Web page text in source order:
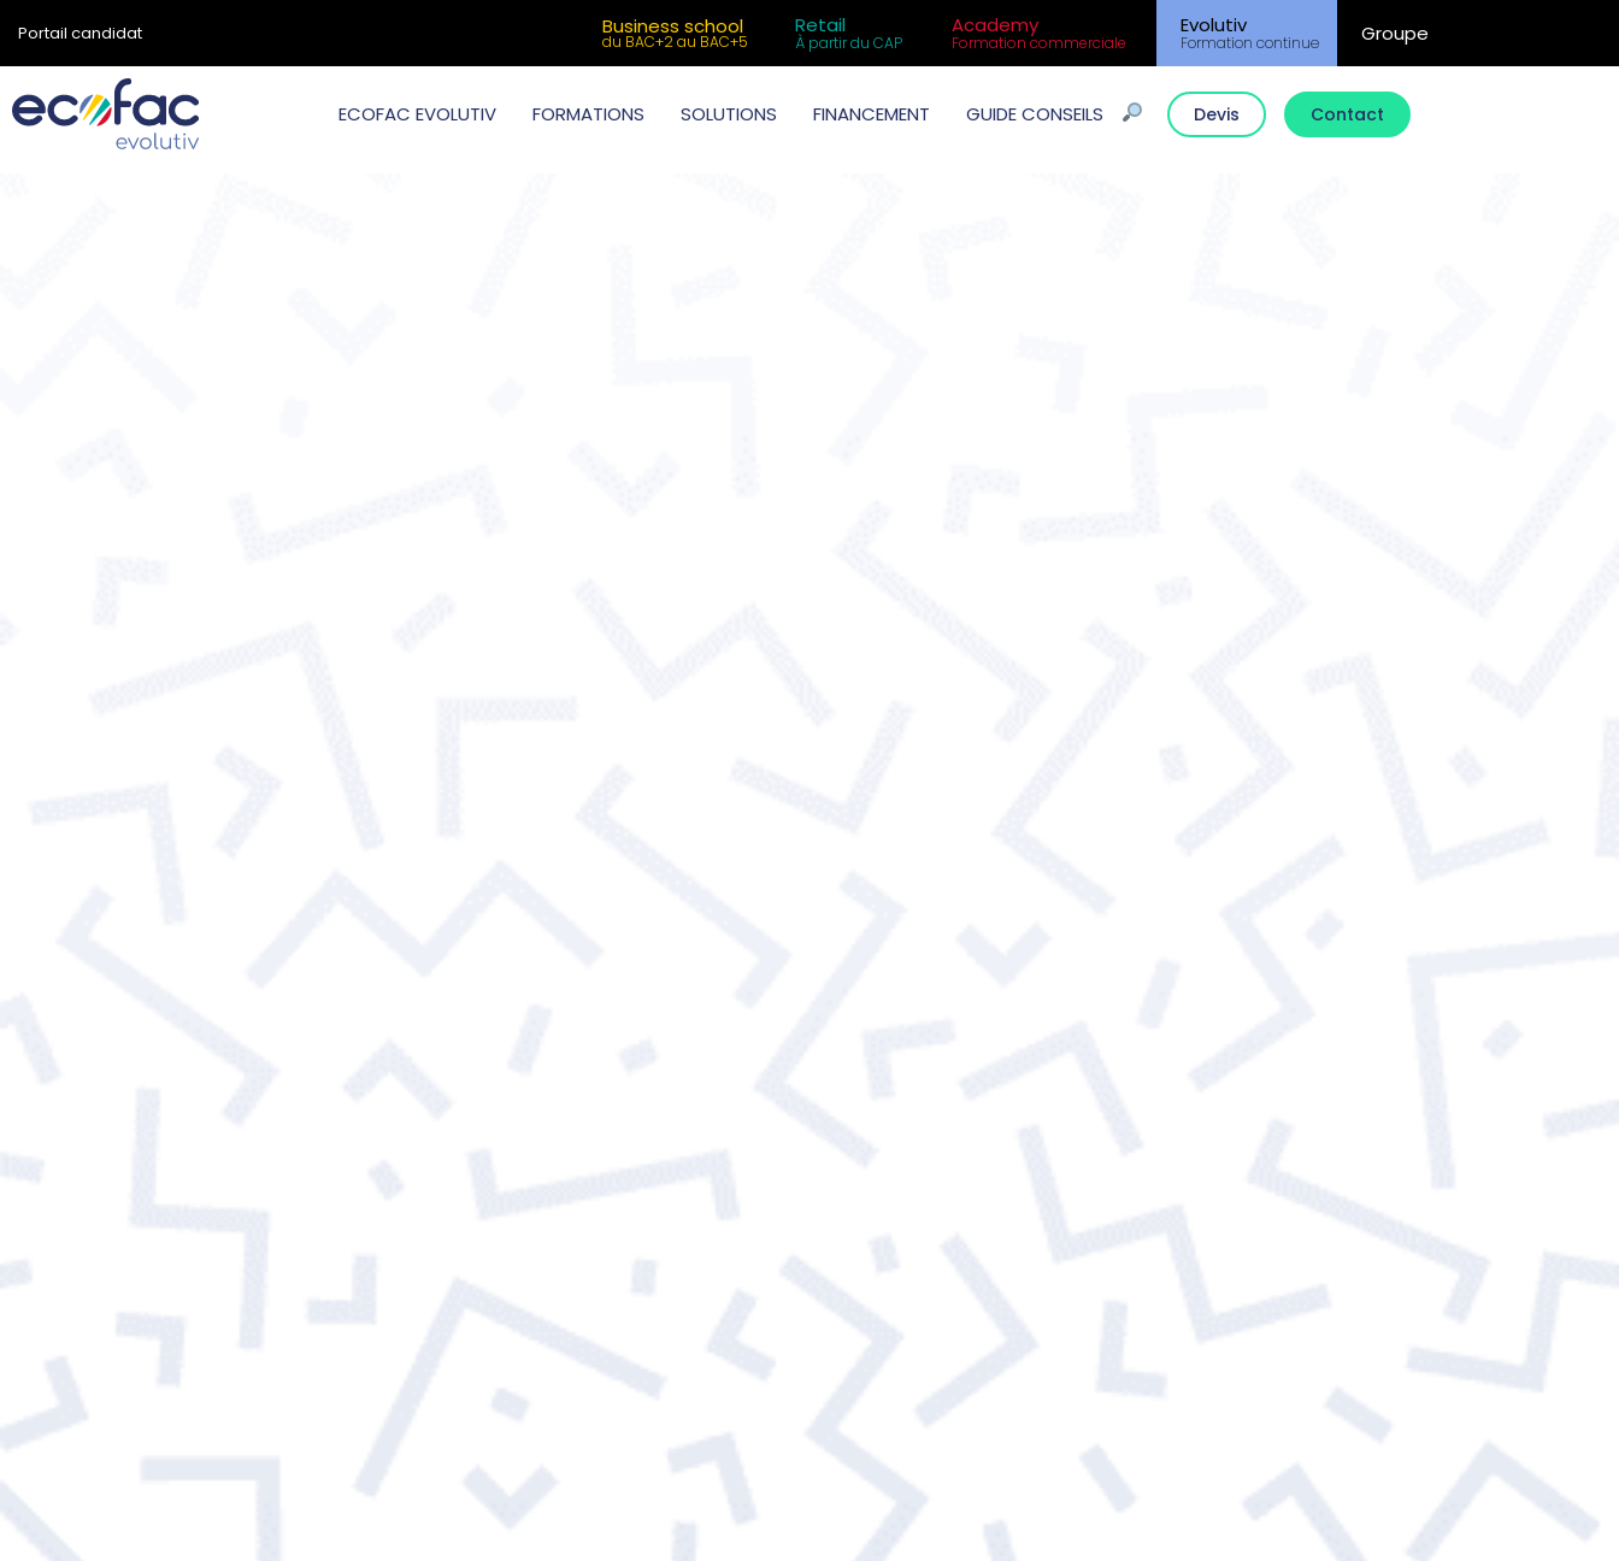
Portail candidat Business school
du BAC+2 au BAC+5
Retail
À partir du CAP
Academy
Formation commerciale
Evolutiv
Formation continue Groupe
ECOFAC EVOLUTIV FORMATIONS SOLUTIONS FINANCEMENT GUIDE CONSEILS Devis Contact